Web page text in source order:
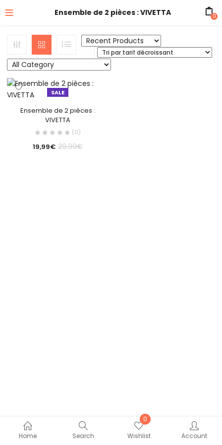
Ensemble de 2 pièces : VIVETTA 0
Home Search
0
Wishlist
Account
SALE
Ensemble de 2 pièces :
VIVETTA
(0)
19,99€ 29,99€